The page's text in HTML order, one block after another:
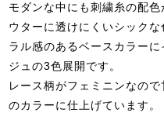
モダンな中にも刺繍糸の配
ウターに透けにくいシック
ラル感のあるベースカラー
ジュの3色展開です。
レース柄がフェミニンなの
のカラーに仕上げています。